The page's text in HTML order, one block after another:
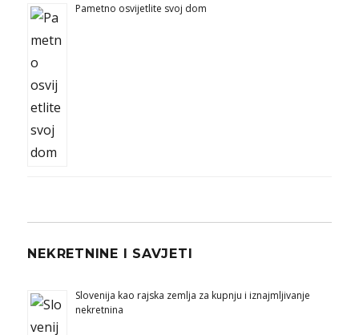
Pametno osvijetlite svoj dom
NEKRETNINE I SAVJETI
Slovenija kao rajska zemlja za kupnju i iznajmljivanje
nekretnina